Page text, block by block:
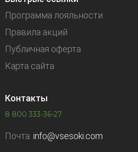
Программа лояльности
Правила акций
Публичная оферта
Карта сайта
Контакты
8 800 333-36-27
Почта: info@vsesoki.com